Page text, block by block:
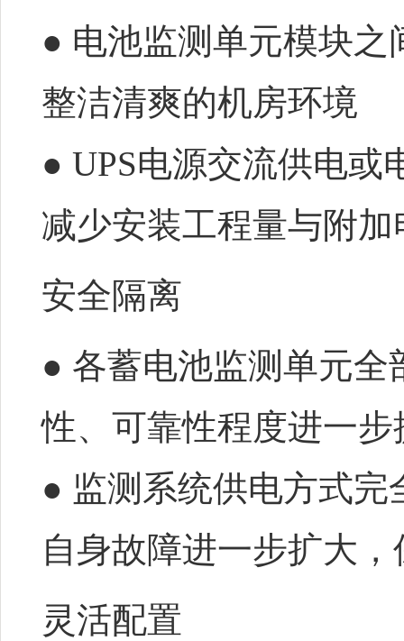
● 电池监测单元模块
整洁清爽的机房环境
● UPS电源交流供电
减少安装工程量与附加
安全隔离
● 各蓄电池监测单元
性、可靠性程度进一步
● 监测系统供电方式
自身故障进一步扩大
灵活配置